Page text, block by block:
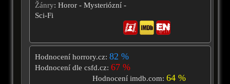
Žánry: Horor - Mysteriózní -
Sci-Fi
Hodnocení horrory.cz: 82 %
Hodnocení dle csfd.cz: 67 %
Hodnocení imdb.com:64 %